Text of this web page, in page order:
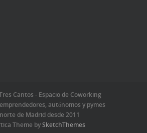
Cantos - Espacio de Coworking
autónomos y pymes
de Madrid desde 2011
Theme bySketchThemes